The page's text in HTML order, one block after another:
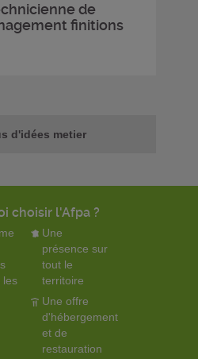
de
finitions
d'idées metier
choisir l'Afpa ?
les
Une
présence sur
tout le
territoire
Une offre
d'hébergement
et de
restauration